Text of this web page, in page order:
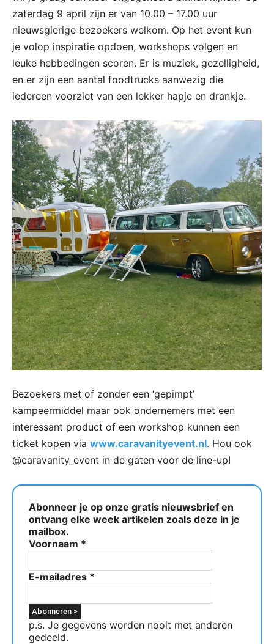
zaterdag 9 april zijn er van 10.00 – 17.00 uur
nieuwsgierige bezoekers welkom. Op het event kun
je volop inspiratie opdoen, workshops volgen en
leuke hebbedingen scoren. Er is muziek, gezelligheid,
en er zijn een aantal foodtrucks aanwezig die
iedereen voorziet van een lekker hapje en drankje.
Bezoekers met of zonder een ‘gepimpt’
kampeermiddel maar ook ondernemers met een
interessant product of een workshop kunnen een
ticket kopen via www.caravanityevent.nl. Hou ook
@caravanity_event in de gaten voor de line-up!
Abonneer je op onze gratis nieuwsbrief en
ontvang elke week artikelen zoals deze in je
mailbox.
Voornaam *
E-mailadres *
p.s. Je gegevens worden nooit met anderen
gedeeld.